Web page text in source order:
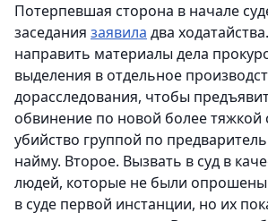
Потерпевшая сторона в начале
заседания заявила два
направить материалы дела
выделения в отдельное
дорасследования, чтобы
обвинение по новой более тяжкой
убийство группой по
найму. Второе. Вызвать в суд в
людей, которые не были опрошены
в суде первой инстанции, но их